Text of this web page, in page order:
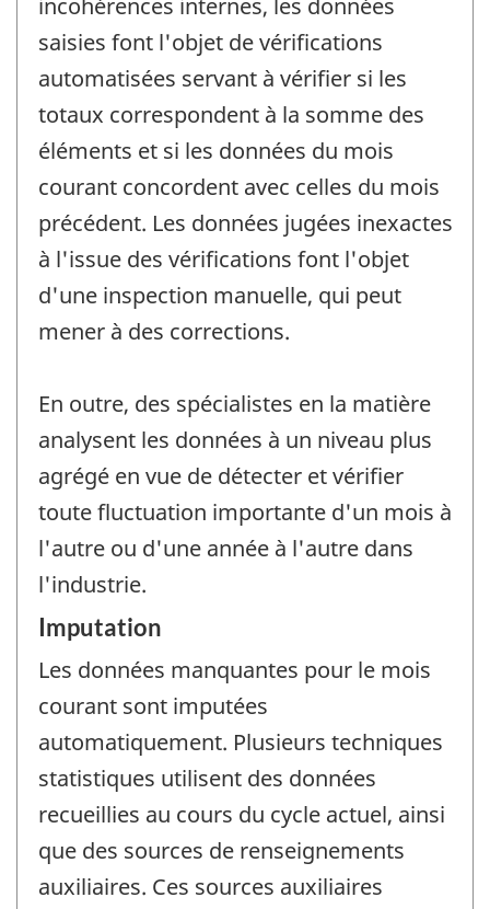
saisies font l'objet de vérifications
automatisées servant à vérifier si les
totaux correspondent à la somme des
éléments et si les données du mois
courant concordent avec celles du mois
précédent. Les données jugées inexactes
à l'issue des vérifications font l'objet
d'une inspection manuelle, qui peut
mener à des corrections.
En outre, des spécialistes en la matière
analysent les données à un niveau plus
agrégé en vue de détecter et vérifier
toute fluctuation importante d'un mois à
l'autre ou d'une année à l'autre dans
l'industrie.
Imputation
Les données manquantes pour le mois
courant sont imputées
automatiquement. Plusieurs techniques
statistiques utilisent des données
recueillies au cours du cycle actuel, ainsi
que des sources de renseignements
auxiliaires. Ces sources auxiliaires